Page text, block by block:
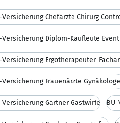
Versicherung Chefärzte Chirurg
Versicherung Diplom-Kaufleute
Versicherung Ergotherapeuten
Versicherung Frauenärzte
Versicherung Gärtner Gastwirte BU-